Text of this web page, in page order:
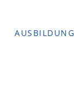
AUSBILDUNG